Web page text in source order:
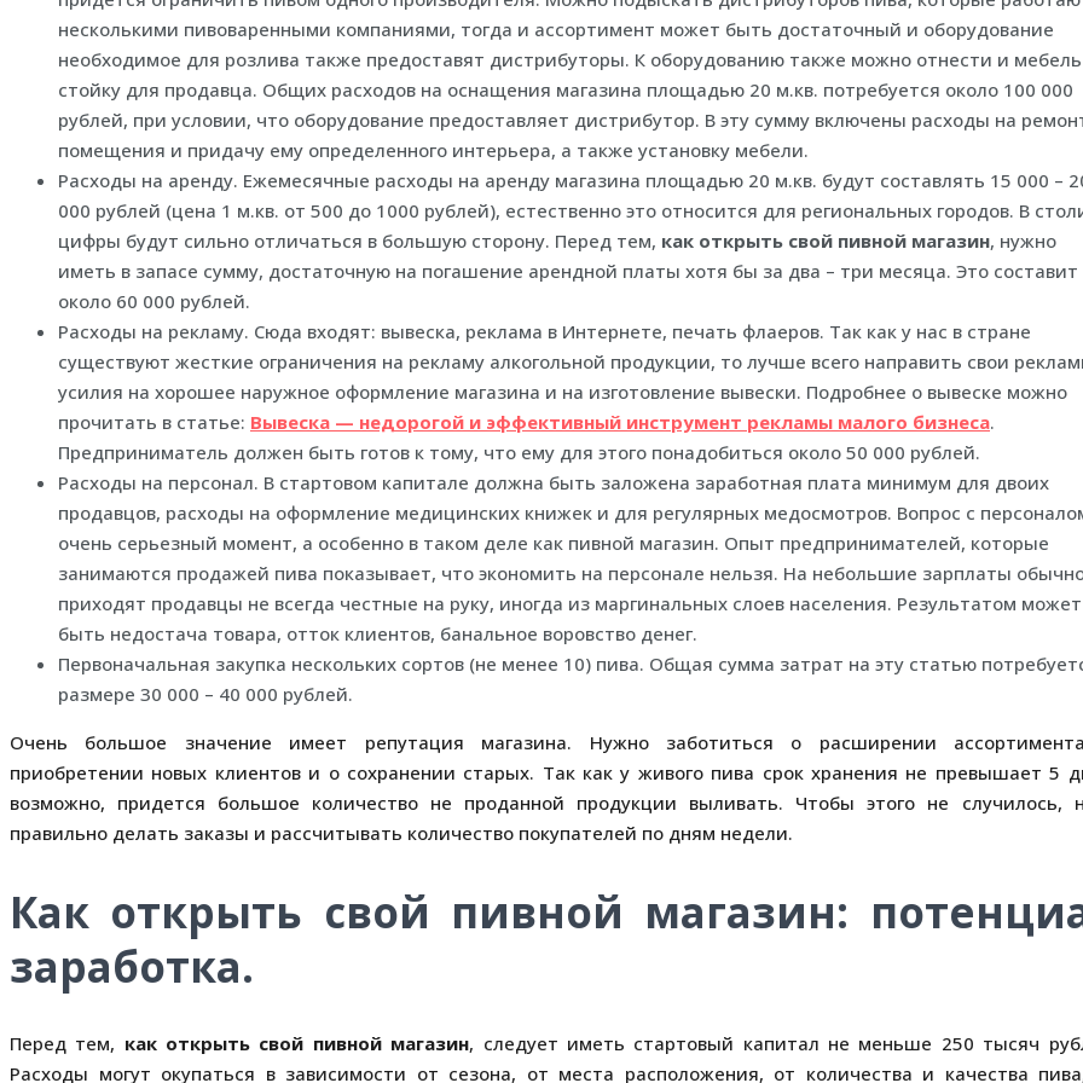
несколькими пивоваренными компаниями, тогда и ассортимент может быть достаточный и оборудование
необходимое для розлива также предоставят дистрибуторы. К оборудованию также можно отнести и мебель
стойку для продавца. Общих расходов на оснащения магазина площадью 20 м.кв. потребуется около 100 000
рублей, при условии, что оборудование предоставляет дистрибутор. В эту сумму включены расходы на
помещения и придачу ему определенного интерьера, а также установку мебели.
Расходы на аренду. Ежемесячные расходы на аренду магазина площадью 20 м.кв. будут составлять 15 000 –
000 рублей (цена 1 м.кв. от 500 до 1000 рублей), естественно это относится для региональных городов. В
цифры будут сильно отличаться в большую сторону. Перед тем, как открыть свой пивной магазин, нужно
иметь в запасе сумму, достаточную на погашение арендной платы хотя бы за два – три месяца. Это составит
около 60 000 рублей.
Расходы на рекламу. Сюда входят: вывеска, реклама в Интернете, печать флаеров. Так как у нас в стране
существуют жесткие ограничения на рекламу алкогольной продукции, то лучше всего направить свои
усилия на хорошее наружное оформление магазина и на изготовление вывески. Подробнее о вывеске можно
прочитать в статье: Вывеска — недорогой и эффективный инструмент рекламы малого бизнеса.
Предприниматель должен быть готов к тому, что ему для этого понадобиться около 50 000 рублей.
Расходы на персонал. В стартовом капитале должна быть заложена заработная плата минимум для двоих
продавцов, расходы на оформление медицинских книжек и для регулярных медосмотров. Вопрос с
очень серьезный момент, а особенно в таком деле как пивной магазин. Опыт предпринимателей, которые
занимаются продажей пива показывает, что экономить на персонале нельзя. На небольшие зарплаты
приходят продавцы не всегда честные на руку, иногда из маргинальных слоев населения. Результатом может
быть недостача товара, отток клиентов, банальное воровство денег.
Первоначальная закупка нескольких сортов (не менее 10) пива. Общая сумма затрат на эту статью
размере 30 000 – 40 000 рублей.
Очень большое значение имеет репутация магазина. Нужно заботиться о расширении
приобретении новых клиентов и о сохранении старых. Так как у живого пива срок хранения не превышает 5
возможно, придется большое количество не проданной продукции выливать. Чтобы этого не случилось,
правильно делать заказы и рассчитывать количество покупателей по дням недели.
Как открыть свой пивной магазин:
заработка.
Перед тем, как открыть свой пивной магазин, следует иметь стартовый капитал не меньше 250 тысяч
Расходы могут окупаться в зависимости от сезона, от места расположения, от количества и качества